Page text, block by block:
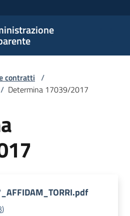
contratti /
/ Determina 17039/2017
)